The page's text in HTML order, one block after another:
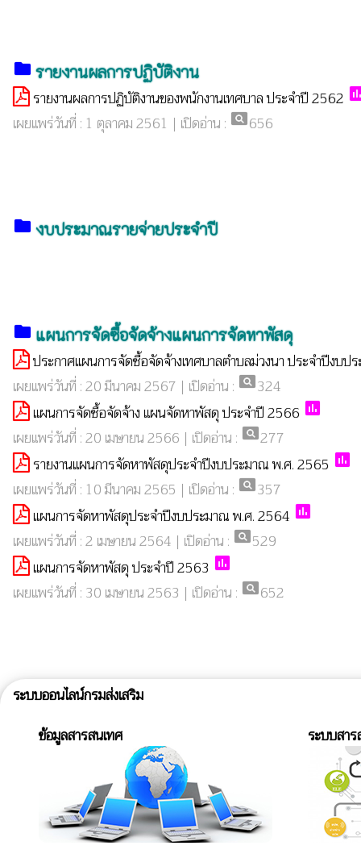
folder รายงานผลการปฏิบัติงาน
รายงานผลการปฏิบัติงานของพนักงานเทศบาล ประจำปี 2562
เผยแพร่วันที่ : 1 ตุลาคม 2561 | เปิดอ่าน : pageview656
folder งบประมาณรายจ่ายประจำปี
folder แผนการจัดซื้อจัดจ้างแผนการจัดหาพัสดุ
ประกาศแผนการจัดซื้อจัดจ้างเทศบาลตำบลม่วงนา ประจำปีงบ
เผยแพร่วันที่ : 20 มีนาคม 2567 | เปิดอ่าน : pageview324
แผนการจัดซื้อจัดจ้าง แผนจัดหาพัสดุ ประจำปี 2566 poll
เผยแพร่วันที่ : 20 เมษายน 2566 | เปิดอ่าน : pageview277
รายงานแผนการจัดหาพัสดุประจำปีงบประมาณ พ.ศ. 2565 poll
เผยแพร่วันที่ : 10 มีนาคม 2565 | เปิดอ่าน : pageview357
แผนการจัดหาพัสดุประจำปีงบประมาณ พ.ศ. 2564 poll
เผยแพร่วันที่ : 2 เมษายน 2564 | เปิดอ่าน : pageview529
แผนการจัดหาพัสดุ ประจำปี 2563 poll
เผยแพร่วันที่ : 30 เมษายน 2563 | เปิดอ่าน : pageview652
ระบบออนไลน์กรมส่งเสริม
ข้อมูลสารสนเทศ
ระบบสา